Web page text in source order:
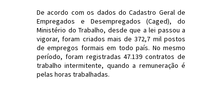
De acordo com os dados do Cadastro Geral de
Empregados e Desempregados (Caged), do
Ministério do Trabalho, desde que a lei passou a
vigorar, foram criados mais de 372,7 mil postos
de empregos formais em todo país. No mesmo
período, foram registradas 47.139 contratos de
trabalho intermitente, quando a remuneração é
pelas horas trabalhadas.